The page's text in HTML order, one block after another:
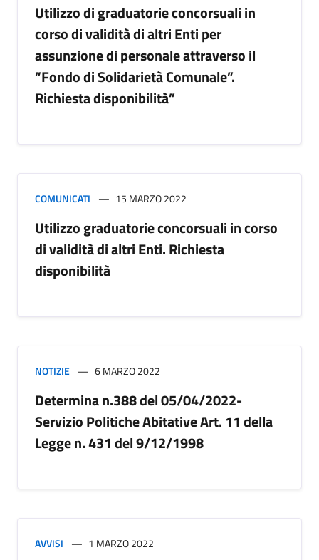
Utilizzo di graduatorie concorsuali in
corso di validità di altri Enti per
assunzione di personale attraverso il
”Fondo di Solidarietà Comunale”.
Richiesta disponibilità”
COMUNICATI 15 MARZO 2022
Utilizzo graduatorie concorsuali in corso
di validità di altri Enti. Richiesta
disponibilità
NOTIZIE 6 MARZO 2022
Determina n.388 del 05/04/2022-
Servizio Politiche Abitative Art. 11 della
Legge n. 431 del 9/12/1998
AVVISI 1 MARZO 2022